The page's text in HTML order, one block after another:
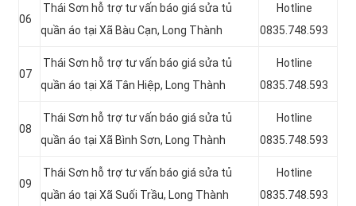
06
Thái Sơn hỗ trợ tư vấn báo giá sửa tủ
quần áo tại Xã Bàu Cạn, Long Thành
Hotline
0835.748.593
07
Thái Sơn hỗ trợ tư vấn báo giá sửa tủ
quần áo tại Xã Tân Hiệp, Long Thành
Hotline
0835.748.593
08
Thái Sơn hỗ trợ tư vấn báo giá sửa tủ
quần áo tại Xã Bình Sơn, Long Thành
Hotline
0835.748.593
09
Thái Sơn hỗ trợ tư vấn báo giá sửa tủ
quần áo tại Xã Suối Trầu, Long Thành
Hotline
0835.748.593